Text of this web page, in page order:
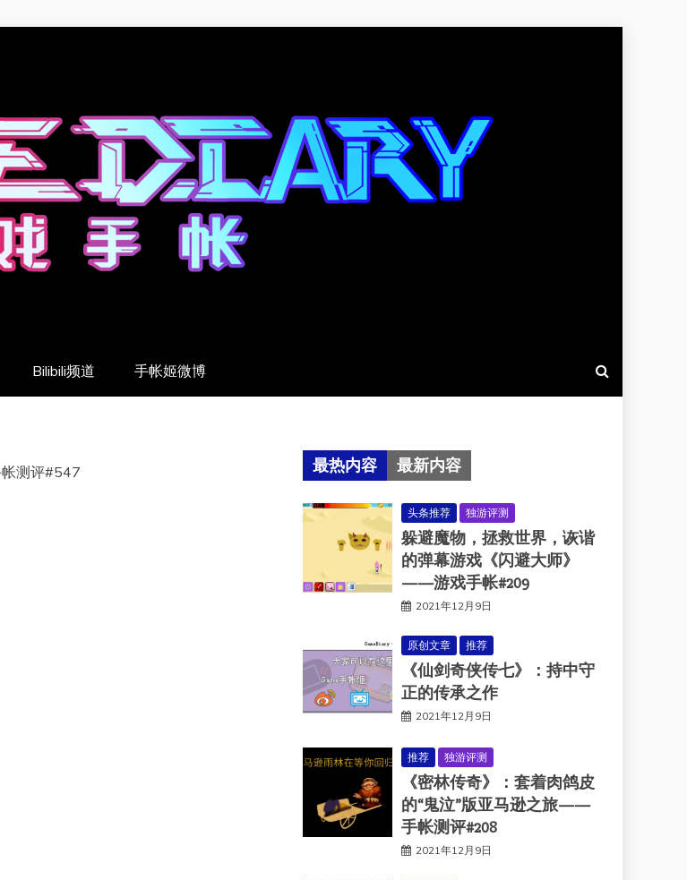
Bilibili频道 手帐姬微博
帐测评#547
最热内容 最新内容
头条推荐 独游评测
躲避魔物，拯救世界，诙谐
的弹幕游戏《闪避大师》
——游戏手帐#209
2021年12月9日
原创文章 推荐
《仙剑奇侠传七》：持中守
正的传承之作
2021年12月9日
推荐 独游评测
《密林传奇》：套着肉鸽皮
的“鬼泣”版亚马逊之旅——
手帐测评#208
2021年12月9日